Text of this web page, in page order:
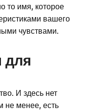
то имя, которое
вашего
чувствами.
для
И здесь нет
не менее, есть